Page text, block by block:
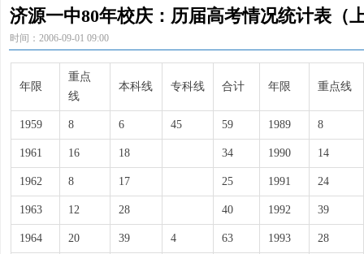
年限
重点
线
本科线 专科线 合计 年限 重点线
1959 8 6 45 59 1989 8
1961 16 18 34 1990 14
1962 8 17 25 1991 24
1963 12 28 40 1992 39
1964 20 39 4 63 1993 28
时间： 2006-09-01 09:00
济源一中80年校庆：历届高考情况统计表（